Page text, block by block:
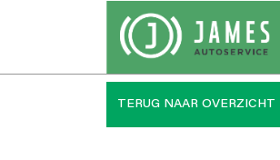
TERUG NAAR OVERZICHT